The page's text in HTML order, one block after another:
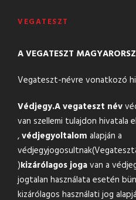
VEGATESZT
A VEGATESZT
Vegateszt-névre vonatkozó
Védjegy.A vegateszt név
van szellemi tulajdon hivatala
,védjegyoltalom alapján a
)kizárólagos jogavan a
jogtalan használata esetén
kizárólagos használati jog